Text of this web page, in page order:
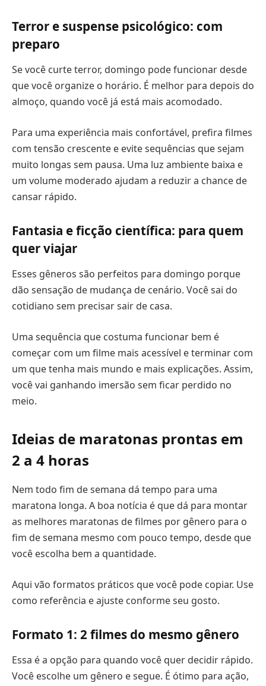
Terror e suspense psicológico: com
preparo
Se você curte terror, domingo pode funcionar desde
que você organize o horário. É melhor para depois do
almoço, quando você já está mais acomodado.
Para uma experiência mais confortável, prefira filmes
com tensão crescente e evite sequências que sejam
muito longas sem pausa. Uma luz ambiente baixa e
um volume moderado ajudam a reduzir a chance de
cansar rápido.
Fantasia e ficção científica: para quem
quer viajar
Esses gêneros são perfeitos para domingo porque
dão sensação de mudança de cenário. Você sai do
cotidiano sem precisar sair de casa.
Uma sequência que costuma funcionar bem é
começar com um filme mais acessível e terminar com
um que tenha mais mundo e mais explicações. Assim,
você vai ganhando imersão sem ficar perdido no
meio.
Ideias de maratonas prontas em
2 a 4 horas
Nem todo fim de semana dá tempo para uma
maratona longa. A boa notícia é que dá para montar
as melhores maratonas de filmes por gênero para o
fim de semana mesmo com pouco tempo, desde que
você escolha bem a quantidade.
Aqui vão formatos práticos que você pode copiar. Use
como referência e ajuste conforme seu gosto.
Formato 1: 2 filmes do mesmo gênero
Essa é a opção para quando você quer decidir rápido.
Você escolhe um gênero e segue. É ótimo para ação,